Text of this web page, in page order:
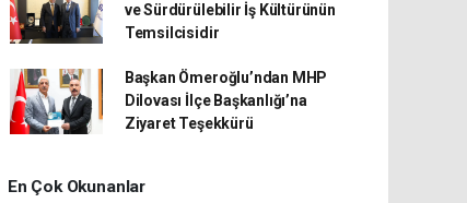
ve Sürdürülebilir İş Kültürünün
Temsilcisidir
Başkan Ömeroğlu’ndan MHP
Dilovası İlçe Başkanlığı’na
Ziyaret Teşekkürü
En Çok Okunanlar